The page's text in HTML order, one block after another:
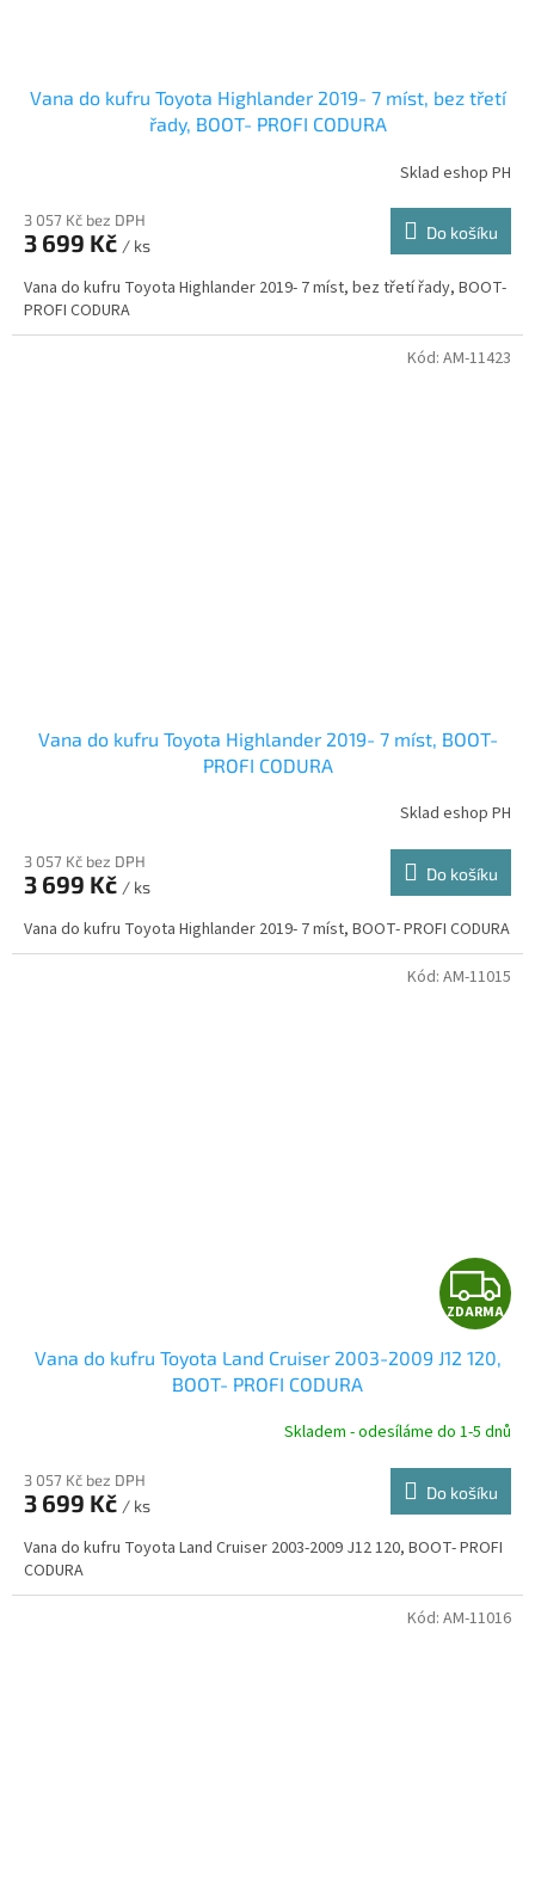
Vana do kufru Toyota Highlander 2019- 7 míst, bez třetí
řady, BOOT- PROFI CODURA
Sklad eshop PH
3 057 Kč bez DPH
3 699 Kč / ks
Do košíku
Vana do kufru Toyota Highlander 2019- 7 míst, bez třetí řady, BOOT-
PROFI CODURA
Vana do kufru Toyota Highlander 2019- 7 míst, BOOT-
PROFI CODURA
Sklad eshop PH
3 057 Kč bez DPH
3 699 Kč / ks
Do košíku
Vana do kufru Toyota Highlander 2019- 7 míst, BOOT- PROFI CODURA
Kód: AM-11423
Z
D
R
A
ZDARMA
Vana do kufru Toyota Land Cruiser 2003-2009 J12 120,
BOOT- PROFI CODURA
Skladem - odesíláme do 1-5 dnů
3 057 Kč bez DPH
3 699 Kč / ks
Do košíku
Vana do kufru Toyota Land Cruiser 2003-2009 J12 120, BOOT- PROFI
CODURA
Kód: AM-11015
Kód: AM-11016